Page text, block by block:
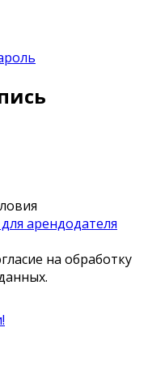
арендодателя
на обработку